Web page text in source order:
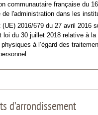
communautaire française du
de l'administration dans les
(UE) 2016/679 du 27 avril 2016
loi du 30 juillet 2018 relative à la
à l’égard des
d’arrondissement